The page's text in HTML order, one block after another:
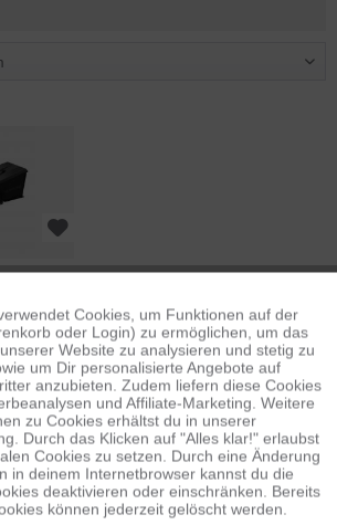
99,50 €
Aktiv
Inaktiv
Inaktiv
Inaktiv
Cookies, um Funktionen auf der
oder Login) zu ermöglichen, um das
Website zu analysieren und stetig zu
um Dir personalisierte Angebote auf
anzubieten. Zudem liefern diese Cookies
und Affiliate-Marketing. Weitere
zu Cookies erhältst du in unserer
Durch das Klicken auf "Alles klar!" erlaubst
Cookies zu setzen. Durch eine Änderung
in deinem Internetbrowser kannst du die
deaktivieren oder einschränken. Bereits
können jederzeit gelöscht werden.